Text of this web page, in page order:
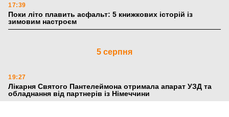
17:39
Поки літо плавить асфальт: 5 книжкових історій із
зимовим настроєм
5 серпня
19:27
Лікарня Святого Пантелеймона отримала апарат УЗД та
обладнання від партнерів із Німеччини